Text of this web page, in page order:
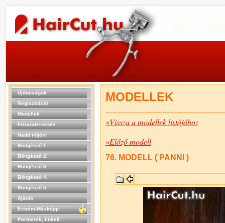
Újdonságok
Regisztráció
Modellek
Frizuratervezés
Hadd nőjön!
Böngésző 1.
Böngésző 2.
Böngésző 3.
Böngésző 4.
Böngésző 5.
Ajánló
Extrém-Másképp
Partnerek, linkek
MODELLEK
«Vissza a modellek listájához
«Előző modell
76. MODELL ( PANNI )